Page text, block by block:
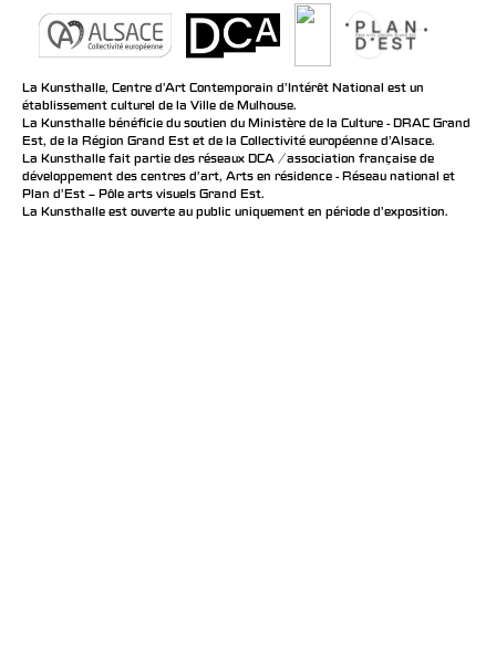
La Kunsthalle, Centre d’Art Contemporain d’Intérêt National est un
établissement culturel de la Ville de Mulhouse.
La Kunsthalle bénéficie du soutien du Ministère de la Culture - DRAC Grand
Est, de la Région Grand Est et de la Collectivité européenne d’Alsace.
La Kunsthalle fait partie des réseaux DCA / association française de
développement des centres d'art, Arts en résidence - Réseau national et
Plan d’Est – Pôle arts visuels Grand Est.
La Kunsthalle est ouverte au public uniquement en période d'exposition.